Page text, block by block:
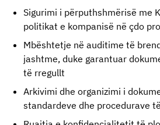
Sigurimi i përputhshmërisë me
politikat e kompanisë në çdo
Mbështetje në auditime të
jashtme, duke garantuar
të rregullt
Arkivimi dhe organizimi i
standardeve dhe procedurave